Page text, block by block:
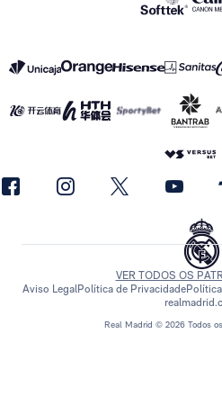
Real Madrid © 2026 Todos
VER TODOS OS
Aviso LegalPolítica de Privacidade